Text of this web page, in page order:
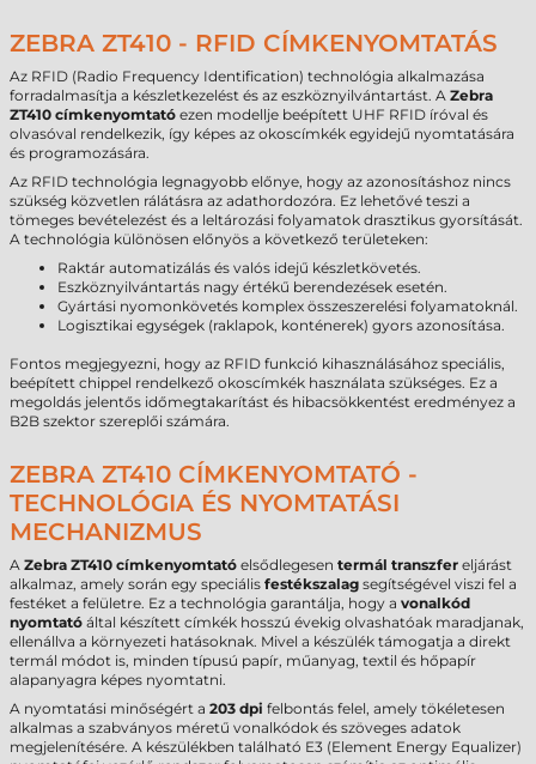
ZEBRA ZT410 - RFID CÍMKENYOMTATÁS
Az RFID (Radio Frequency Identification) technológia alkalmazása
forradalmasítja a készletkezelést és az eszköznyilvántartást. A Zebra
ZT410 címkenyomtató ezen modellje beépített UHF RFID íróval és
olvasóval rendelkezik, így képes az okoscímkék egyidejű nyomtatására
és programozására.
Az RFID technológia legnagyobb előnye, hogy az azonosításhoz nincs
szükség közvetlen rálátásra az adathordozóra. Ez lehetővé teszi a
tömeges bevételezést és a leltározási folyamatok drasztikus gyorsítását.
A technológia különösen előnyös a következő területeken:
Raktár automatizálás és valós idejű készletkövetés.
Eszköznyilvántartás nagy értékű berendezések esetén.
Gyártási nyomonkövetés komplex összeszerelési folyamatoknál.
Logisztikai egységek (raklapok, konténerek) gyors azonosítása.
Fontos megjegyezni, hogy az RFID funkció kihasználásához speciális,
beépített chippel rendelkező okoscímkék használata szükséges. Ez a
megoldás jelentős időmegtakarítást és hibacsökkentést eredményez a
B2B szektor szereplői számára.
ZEBRA ZT410 CÍMKENYOMTATÓ -
TECHNOLÓGIA ÉS NYOMTATÁSI
MECHANIZMUS
A Zebra ZT410 címkenyomtató elsődlegesen termál transzfer eljárást
alkalmaz, amely során egy speciális festékszalag segítségével viszi fel a
festéket a felületre. Ez a technológia garantálja, hogy a vonalkód
nyomtató által készített címkék hosszú évekig olvashatóak maradjanak,
ellenállva a környezeti hatásoknak. Mivel a készülék támogatja a direkt
termál módot is, minden típusú papír, műanyag, textil és hőpapír
alapanyagra képes nyomtatni.
A nyomtatási minőségért a 203 dpi felbontás felel, amely tökéletesen
alkalmas a szabványos méretű vonalkódok és szöveges adatok
megjelenítésére. A készülékben található E3 (Element Energy Equalizer)